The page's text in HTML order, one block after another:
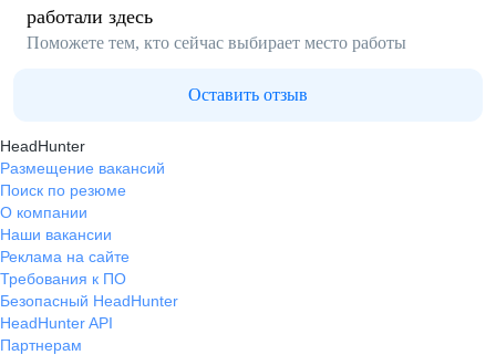
работали здесь
Поможете тем, кто сейчас выбирает место работы
Оставить отзыв
HeadHunter
Размещение вакансий
Поиск по резюме
О компании
Наши вакансии
Реклама на сайте
Требования к ПО
Безопасный HeadHunter
HeadHunter API
Партнерам